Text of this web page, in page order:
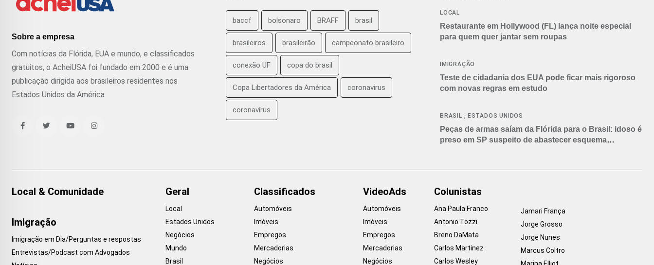
Sobre a empresa
Com notícias da Flórida, EUA e mundo, e classificados
gratuitos, o AcheiUSA foi fundado em 2000 e é uma
publicação dirigida aos brasileiros residentes nos
Estados Unidos da América
baccf bolsonaro BRAFF brasil
brasileiros brasileirão campeonato brasileiro
conexão UF copa do brasil
Copa Libertadores da América coronavirus
coronavírus
LOCAL
Restaurante em Hollywood (FL) lança noite especial
para quem quer jantar sem roupas
IMIGRAÇÃO
Teste de cidadania dos EUA pode ficar mais rigoroso
com novas regras em estudo
BRASIL , ESTADOS UNIDOS
Peças de armas saíam da Flórida para o Brasil: idoso é
preso em SP suspeito de abastecer esquema
Local & Comunidade
Imigração
Imigração em Dia/Perguntas e respostas
Entrevistas/Podcast com Advogados
Geral
Local
Estados Unidos
Negócios
Mundo
Brasil
Classificados
Automóveis
Imóveis
Empregos
Mercadorias
Negócios
VideoAds
Automóveis
Imóveis
Empregos
Mercadorias
Negócios
Colunistas
Ana Paula Franco
Antonio Tozzi
Breno DaMata
Carlos Martinez
Carlos Wesley
Jamari França
Jorge Grosso
Jorge Nunes
Marcus Coltro